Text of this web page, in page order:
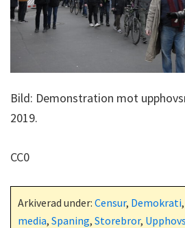
Bild: Demonstration mot
2019.
CC0
Arkiverad under: Censur, Demokrati,
media, Spaning, Storebror,